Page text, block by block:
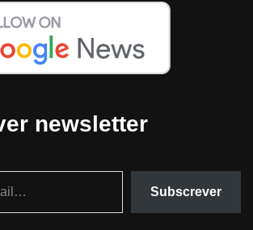
newsletter
Subscrever